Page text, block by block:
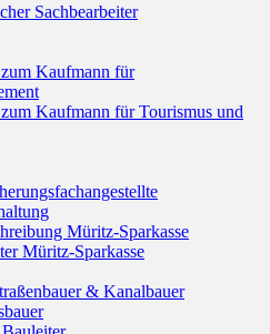
Sachbearbeiter
Kaufmann für
Kaufmann für Tourismus und
Müritz-Sparkasse
Müritz-Sparkasse
& Kanalbauer